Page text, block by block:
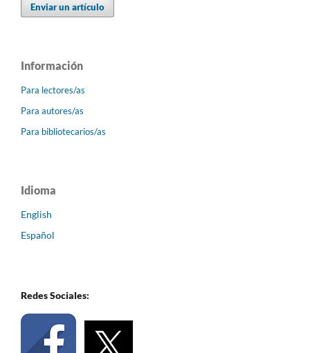
Enviar un artículo
Información
Para lectores/as
Para autores/as
Para bibliotecarios/as
Idioma
English
Español
Redes Sociales: